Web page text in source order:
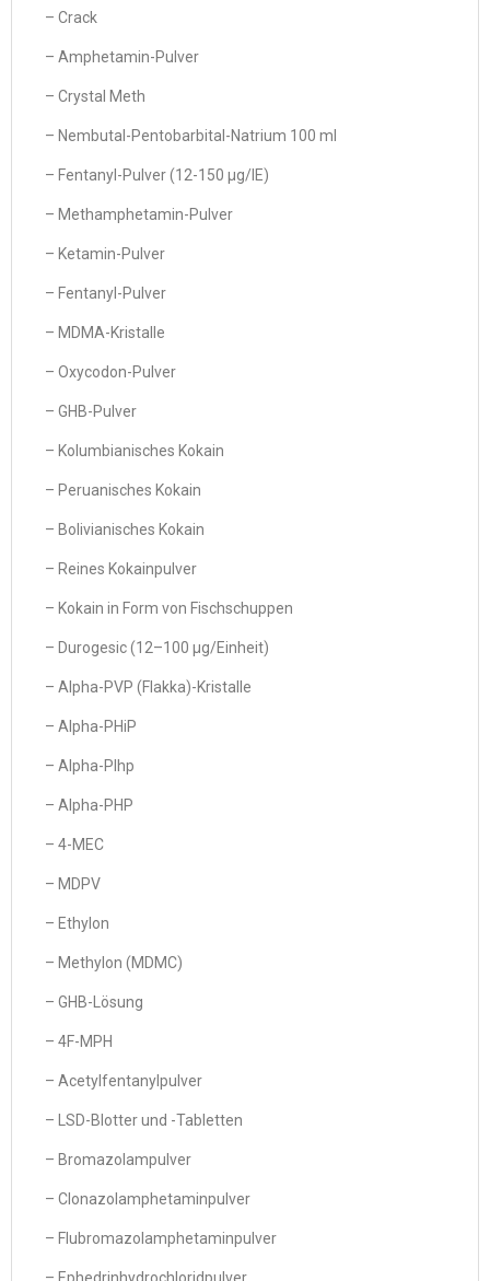
– Crack
– Amphetamin-Pulver
– Crystal Meth
– Nembutal-Pentobarbital-Natrium 100 ml
– Fentanyl-Pulver (12-150 µg/IE)
– Methamphetamin-Pulver
– Ketamin-Pulver
– Fentanyl-Pulver
– MDMA-Kristalle
– Oxycodon-Pulver
– GHB-Pulver
– Kolumbianisches Kokain
– Peruanisches Kokain
– Bolivianisches Kokain
– Reines Kokainpulver
– Kokain in Form von Fischschuppen
– Durogesic (12–100 µg/Einheit)
– Alpha-PVP (Flakka)-Kristalle
– Alpha-PHiP
– Alpha-PIhp
– Alpha-PHP
– 4-MEC
– MDPV
– Ethylon
– Methylon (MDMC)
– GHB-Lösung
– 4F-MPH
– Acetylfentanylpulver
– LSD-Blotter und -Tabletten
– Bromazolampulver
– Clonazolamphetaminpulver
– Flubromazolamphetaminpulver